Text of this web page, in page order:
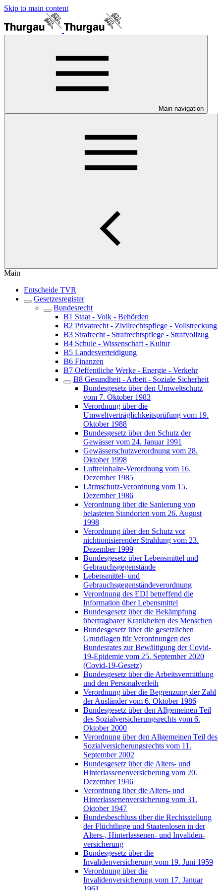
Skip to main content
Main navigation
Main
Entscheide TVR
Gesetzesregister
Bundesrecht
B1 Staat - Volk - Behörden
B2 Privatrecht - Zivilrechtspflege - Vollstreckung
B3 Strafrecht - Strafrechtspflege - Strafvollzug
B4 Schule - Wissenschaft - Kultur
B5 Landesverteidigung
B6 Finanzen
B7 Oeffentliche Werke - Energie - Verkehr
B8 Gesundheit - Arbeit - Soziale Sicherheit
Bundesgesetz über den Umweltschutz
vom 7. Oktober 1983
Verordnung über die
Umweltverträglichkeitsprüfung vom 19.
Oktober 1988
Bundesgesetz über den Schutz der
Gewässer vom 24. Januar 1991
Gewässerschutzverordnung vom 28.
Oktober 1998
Luftreinhalte-Verordnung vom 16.
Dezember 1985
Lärmschutz-Verordnung vom 15.
Dezember 1986
Verordnung über die Sanierung von
belasteten Standorten vom 26. August
1998
Verordnung über den Schutz vor
nichtionisierender Strahlung vom 23.
Dezember 1999
Bundesgesetz über Lebensmittel und
Gebrauchsgegenstände
Lebensmittel- und
Gebrauchsgegenständeverordnung
Verordnung des EDI betreffend die
Information über Lebensmittel
Bundesgesetz über die Bekämpfung
übertragbarer Krankheiten des Menschen
Bundesgesetz über die gesetzlichen
Grundlagen für Verordnungen des
Bundesrates zur Bewältigung der Covid-
19-Epidemie vom 25. September 2020
(Covid-19-Gesetz)
Bundesgesetz über die Arbeitsvermittlung
und den Personalverleih
Verordnung über die Begrenzung der Zahl
der Ausländer vom 6. Oktober 1986
Bundesgesetz über den Allgemeinen Teil
des Sozialversicherungsrechts vom 6.
Oktober 2000
Verordnung über den Allgemeinen Teil des
Sozialversicherungsrechts vom 11.
September 2002
Bundesgesetz über die Alters- und
Hinterlassenenversicherung vom 20.
Dezember 1946
Verordnung über die Alters- und
Hinterlassenenversicherung vom 31.
Oktober 1947
Bundesbeschluss über die Rechtsstellung
der Flüchtlinge und Staatenlosen in der
Alters-, Hinterlassenen- und Invaliden-
versicherung
Bundesgesetz über die
Invalidenversicherung vom 19. Juni 1959
Verordnung über die
Invalidenversicherung vom 17. Januar